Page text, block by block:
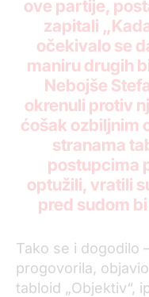
ove partije,
zapitali
očekivalo se
maniru drugih
Nebojše
okrenuli protiv
ćošak ozbiljnim
stranama
postupcima
optužili, vratili
pred sudom
Tako se i dogodilo
progovorila,
tabloid „Objektiv“,